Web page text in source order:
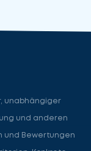
unabhängiger
und anderen
und Bewertungen